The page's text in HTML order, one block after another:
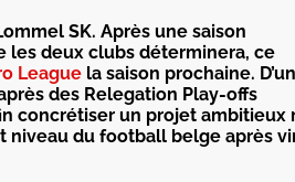
SK. Après une saison
les deux clubs déterminera, ce
League la saison prochaine. D’un
des Relegation Play-offs
concrétiser un projet ambitieux
niveau du football belge après